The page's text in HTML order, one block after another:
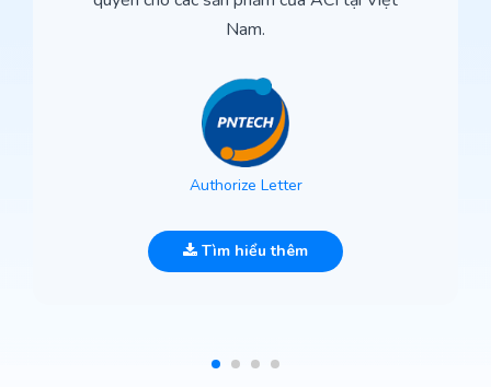
Nam.
Authorize Letter
Tìm hiểu thêm